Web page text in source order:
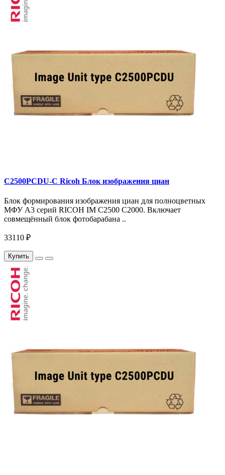
C2500PCDU-С Ricoh Блок изображения циан
Блок формирования изображения циан для полноцветных
МФУ A3 серий RICOH IM C2500 C2000. Включает
совмещённый блок фотобарабана ..
33110 ₽
Купить